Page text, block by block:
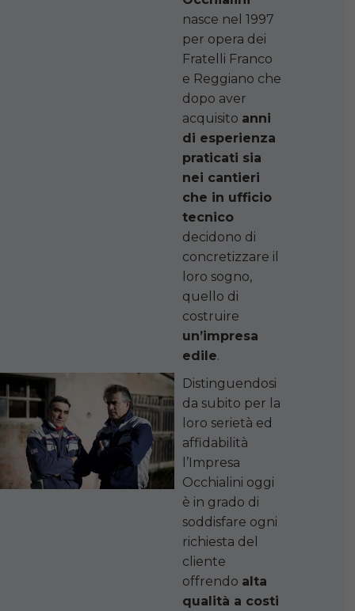
nasce nel 1997
per opera dei
Fratelli Franco
e Reggiano che
dopo aver
acquisito anni
di esperienza
praticati sia
nei cantieri
che in ufficio
tecnico
decidono di
concretizzare il
loro sogno,
quello di
costruire
un’impresa
edile.
Distinguendosi
da subito per la
loro serietà ed
affidabilità
l’Impresa
Occhialini oggi
è in grado di
soddisfare ogni
richiesta del
cliente
offrendo alta
qualità a costi